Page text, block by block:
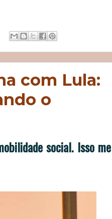
com Lula:
o
social. Isso me